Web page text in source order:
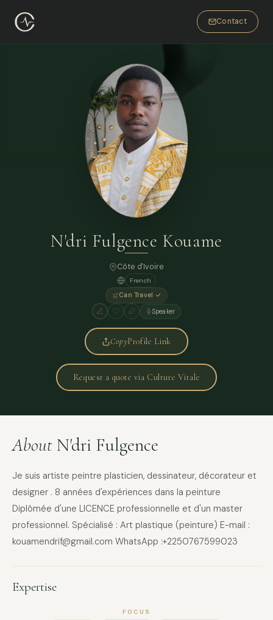
Contact
N'dri Fulgence Kouame
Côte d'Ivoire
French
Can Travel ✓
Speaker
CopyProfile Link
Request a quote via Culture Vitale
About N'dri Fulgence
Je suis artiste peintre plasticien, dessinateur, décorateur et
designer . 8 années d'expériences dans la peinture
Diplômée d'une LICENCE professionnelle et d'un master
professionnel. Spécialisé : Art plastique (peinture) E-mail :
kouamendrif@gmail.com WhatsApp :+2250767599023
Expertise
FOCUS